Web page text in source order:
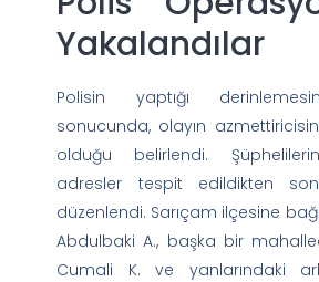
Yakalandılar
Polisin yaptığı
sonucunda, olayın
olduğu belirlendi.
adresler tespit edildikten
düzenlendi. Sarıçam ilçesine
Abdulbaki A., başka bir
Cumali K. ve yanlarındaki